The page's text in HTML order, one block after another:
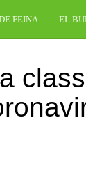
FEINA EL